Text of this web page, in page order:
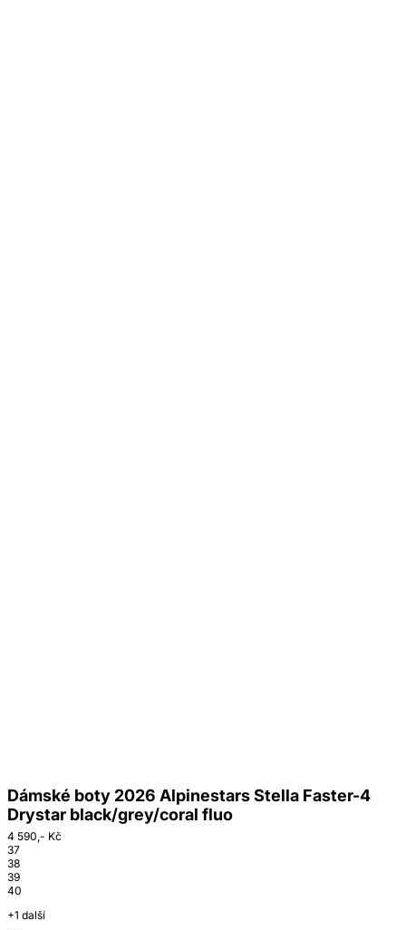
Dámské boty 2026 Alpinestars Stella Faster-4
Drystar black/grey/coral fluo
4 590,- Kč
37
38
39
40
+1 další